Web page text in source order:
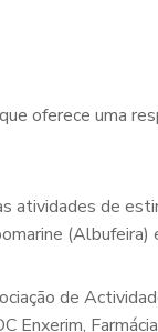
oferece uma
atividades de
de
Enxerim,